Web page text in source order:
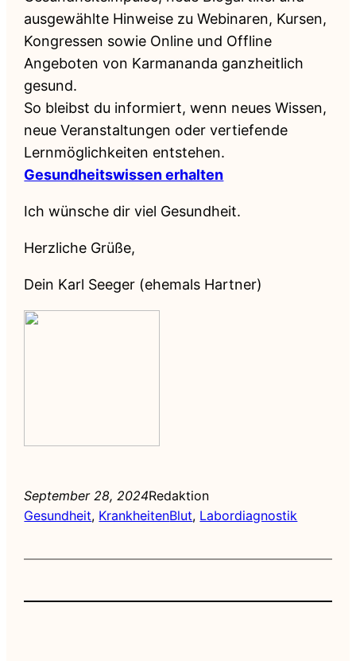
ausgewählte Hinweise zu Webinaren, Kursen,
Kongressen sowie Online und Offline
Angeboten von Karmananda ganzheitlich
gesund.
So bleibst du informiert, wenn neues Wissen,
neue Veranstaltungen oder vertiefende
Lernmöglichkeiten entstehen.
Gesundheitswissen erhalten
Ich wünsche dir viel Gesundheit.
Herzliche Grüße,
Dein Karl Seeger (ehemals Hartner)
September 28, 2024Redaktion
Gesundheit, KrankheitenBlut, Labordiagnostik